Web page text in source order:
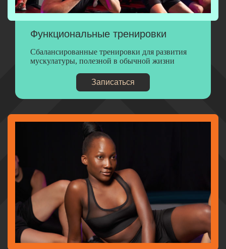
Функциональные тренировки
Сбалансированные тренировки для развития
мускулатуры, полезной в обычной жизни
Записаться